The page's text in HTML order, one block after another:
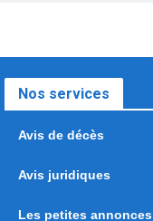
Nos services
Avis de décès
Avis juridiques
Les petites annonces